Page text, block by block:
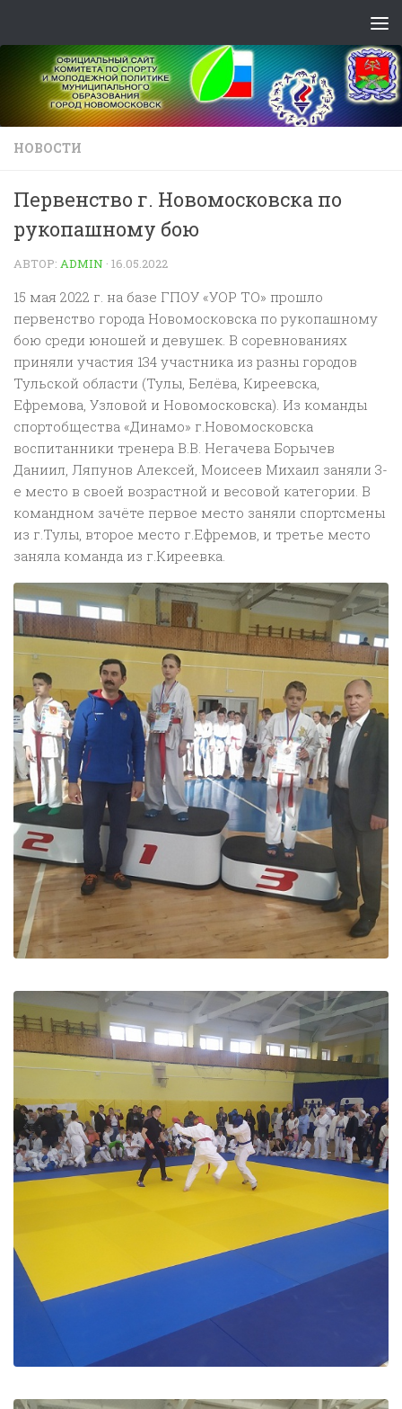
НОВОСТИ
Первенство г. Новомосковска по
рукопашному бою
АВТОР: ADMIN · 16.05.2022
15 мая 2022 г. на базе ГПОУ «УОР ТО» прошло
первенство города Новомосковска по рукопашному
бою среди юношей и девушек. В соревнованиях
приняли участия 134 участника из разны городов
Тульской области (Тулы, Белёва, Киреевска,
Ефремова, Узловой и Новомосковска). Из команды
спортобщества «Динамо» г.Новомосковска
воспитанники тренера В.В. Негачева Борычев
Даниил, Ляпунов Алексей, Моисеев Михаил заняли 3-
е место в своей возрастной и весовой категории. В
командном зачёте первое место заняли спортсмены
из г.Тулы, второе место г.Ефремов, и третье место
заняла команда из г.Киреевка.